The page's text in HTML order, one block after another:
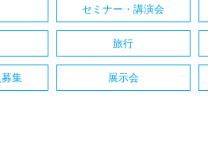
セミナー・講演会
旅行
集 展示会